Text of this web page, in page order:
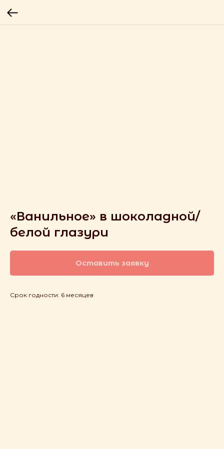
«Ванильное» в шоколадной/
белой глазури
Оставить заявку
Срок годности: 6 месяцев